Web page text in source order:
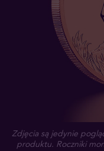
Zdjęcia są jedynie
produktu. Roczniki